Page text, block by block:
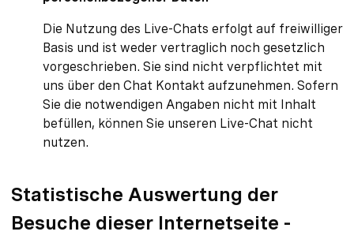
Die Nutzung des Live-Chats erfolgt auf freiwilliger
Basis und ist weder vertraglich noch gesetzlich
vorgeschrieben. Sie sind nicht verpflichtet mit
uns über den Chat Kontakt aufzunehmen. Sofern
Sie die notwendigen Angaben nicht mit Inhalt
befüllen, können Sie unseren Live-Chat nicht
nutzen.
Statistische Auswertung der
Besuche dieser Internetseite -